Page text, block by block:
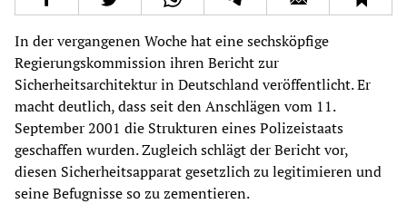
In der vergangenen Woche hat eine sechsköpfige
Regierungskommission ihren Bericht zur
Sicherheitsarchitektur in Deutschland veröffentlicht. Er
macht deutlich, dass seit den Anschlägen vom 11.
September 2001 die Strukturen eines Polizeistaats
geschaffen wurden. Zugleich schlägt der Bericht vor,
diesen Sicherheitsapparat gesetzlich zu legitimieren und
seine Befugnisse so zu zementieren.